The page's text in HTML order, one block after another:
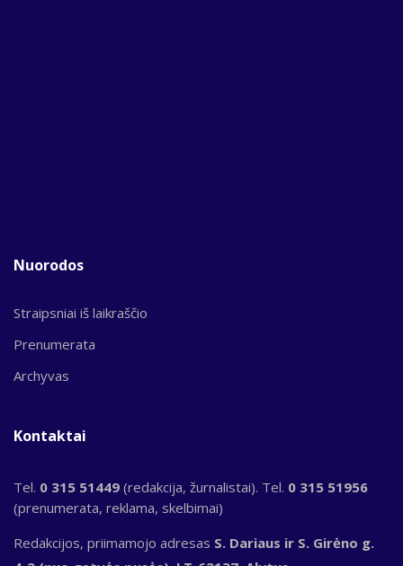
Nuorodos
Straipsniai iš laikraščio
Prenumerata
Archyvas
Kontaktai
Tel. 0 315 51449 (redakcija, žurnalistai). Tel. 0 315 51956
(prenumerata, reklama, skelbimai)
Redakcijos, priimamojo adresas S. Dariaus ir S. Girėno g.